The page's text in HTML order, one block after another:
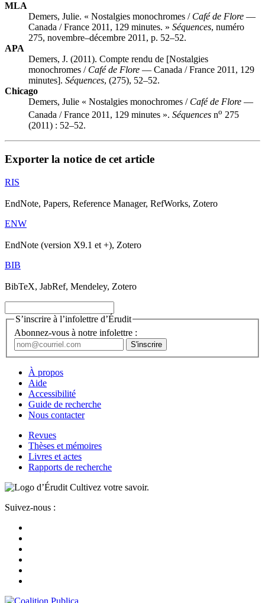
MLA
Demers, Julie. « Nostalgies monochromes / Café de Flore —
Canada / France 2011, 129 minutes. » Séquences, numéro
275, novembre–décembre 2011, p. 52–52.
APA
Demers, J. (2011). Compte rendu de [Nostalgies
monochromes / Café de Flore — Canada / France 2011, 129
minutes]. Séquences, (275), 52–52.
Chicago
Demers, Julie « Nostalgies monochromes / Café de Flore —
Canada / France 2011, 129 minutes ». Séquences no 275
(2011) : 52–52.
Exporter la notice de cet article
RIS
EndNote, Papers, Reference Manager, RefWorks, Zotero
ENW
EndNote (version X9.1 et +), Zotero
BIB
BibTeX, JabRef, Mendeley, Zotero
S’inscrire à l’infolettre d’Érudit
Abonnez-vous à notre infolettre :
À propos
Aide
Accessibilité
Guide de recherche
Nous contacter
Revues
Thèses et mémoires
Livres et actes
Rapports de recherche
Cultivez votre savoir.
Suivez-nous :